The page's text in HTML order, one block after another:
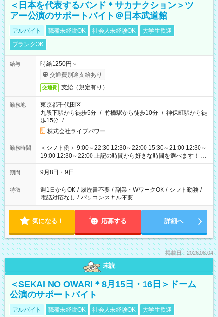
＜日本を代表するバンド＊サカナクション＞ツ
アー公演のサポートバイト＠日本武道館
アルバイト 職種未経験OK 社会人未経験OK
大学生歓迎
ブランクOK
給与
時給1250円～
交通費別途支給あり
交通費 支給（規定有り）
勤務地
東京都千代田区
九段下駅から徒歩5分 / 竹橋駅から徒歩10分 / 神保町駅から徒
歩15分 / …
株式会社ライブパワー
勤務時間
＜シフト例＞ 9:00～22:30 12:30～22:00 15:30～21:00 12:30～
19:00 12:30～22:00 上記の時間から好きな時間を選べます！ ※
時間は変更となる可能性があります
期間 9月8日・9日
特徴 週1日からOK / 履歴書不要 / 副業・WワークOK / シフト勤務 /
電話対応なし / パソコンスキル不要
気になる！ 応募する 詳細へ
掲載日：2026.08.04
未読
＜SEKAI NO OWARI＊8月15日・16日＞ドーム
公演のサポートバイト
アルバイト 職種未経験OK 社会人未経験OK
大学生歓迎